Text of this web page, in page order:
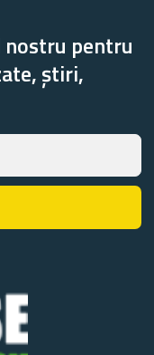
pentru
știri,